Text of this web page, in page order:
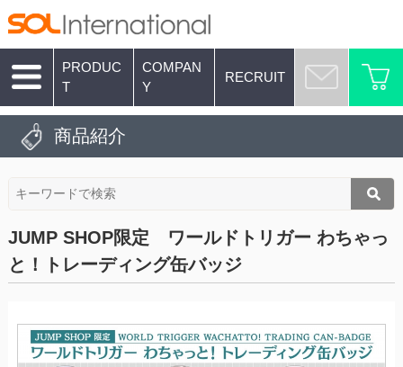
PRODUC
T
COMPAN
Y
RECRUIT
商品紹介
JUMP SHOP限定 ワールドトリガー わちゃっ
と！トレーディング缶バッジ